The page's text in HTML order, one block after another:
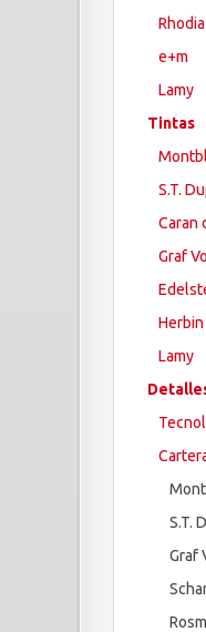
Rhodia
e+m
Lamy
Tintas
S.T.
Caran
Graf
Herbin
Lamy
S.T.
Graf